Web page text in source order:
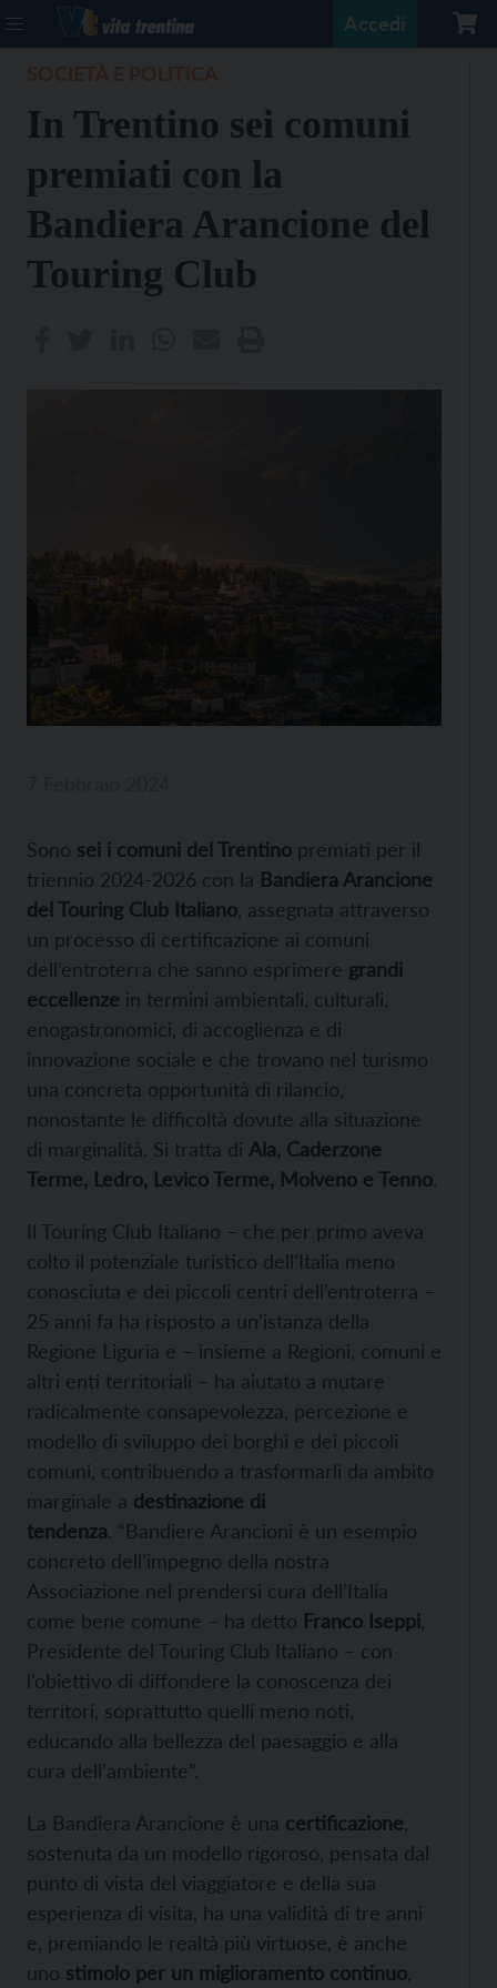
Accedi
In Trentino sei comuni
premiati con la
Bandiera Arancione del
Touring Club
Sono sei i comuni del Trentino premiati per il
triennio 2024-2026 con la Bandiera Arancione
del Touring Club Italiano , assegnata attraverso
un processo di certificazione ai comuni
dell’entroterra che sanno esprimere grandi
eccellenze in termini ambientali, culturali,
enogastronomici, di accoglienza e di
innovazione sociale e che trovano nel turismo
una concreta opportunità di rilancio,
nonostante le difficoltà dovute alla situazione
di marginalità. Si tratta di Ala, Caderzone
Terme, Ledro, Levico Terme, Molveno e Tenno.
Il Touring Club Italiano – che per primo aveva
colto il potenziale turistico dell’Italia meno
conosciuta e dei piccoli centri dell’entroterra –
25 anni fa ha risposto a un’istanza della
Regione Liguria e – insieme a Regioni, comuni e
altri enti territoriali – ha aiutato a mutare
radicalmente consapevolezza, percezione e
modello di sviluppo dei borghi e dei piccoli
comuni, contribuendo a trasformarli da ambito
marginale a destinazione di
tendenza. “Bandiere Arancioni è un esempio
concreto dell’impegno della nostra
Associazione nel prendersi cura dell’Italia
come bene comune – ha detto Franco Iseppi
Presidente del Touring Club Italiano – con
l’obiettivo di diffondere la conoscenza dei
territori, soprattutto quelli meno noti,
educando alla bellezza del paesaggio e alla
cura dell’ambiente”.
La Bandiera Arancione è una certificazione
sostenuta da un modello rigoroso, pensata dal
punto di vista del viaggiatore e della sua
esperienza di visita, ha una validità di tre anni
e, premiando le realtà più virtuose, è anche
uno stimolo per un miglioramento continuo